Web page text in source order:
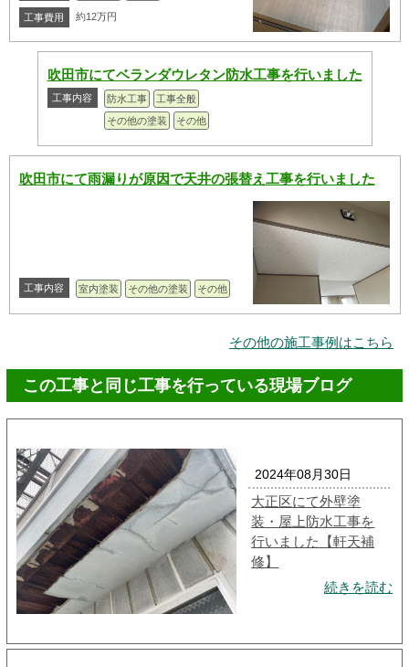
工事費用 約12万円
吹田市にてベランダウレタン防水工事を行いました
工事内容 防水工事
工事全般
その他の塗装
その他
吹田市にて雨漏りが原因で天井の張替え工事を行いました
工事内容 室内塗装 その他の塗装 その他
その他の施工事例はこちら
この工事と同じ工事を行っている現場ブログ
2024年08月30日
大正区にて外壁塗
装・屋上防水工事を
行いました【軒天補
修】
続きを読む